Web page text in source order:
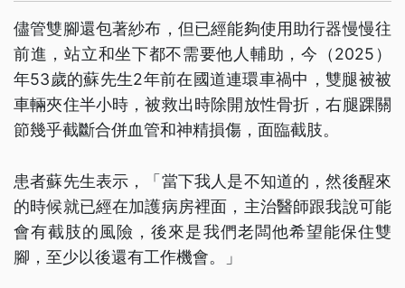
儘管雙腳還包著紗布，但已經能夠使用助行器慢慢往
前進，站立和坐下都不需要他人輔助，今（2025）
年53歲的蘇先生2年前在國道連環車禍中，雙腿被被
車輛夾住半小時，被救出時除開放性骨折，右腿踝關
節幾乎截斷合併血管和神精損傷，面臨截肢。
患者蘇先生表示，「當下我人是不知道的，然後醒來
的時候就已經在加護病房裡面，主治醫師跟我說可能
會有截肢的風險，後來是我們老闆他希望能保住雙
腳，至少以後還有工作機會。」